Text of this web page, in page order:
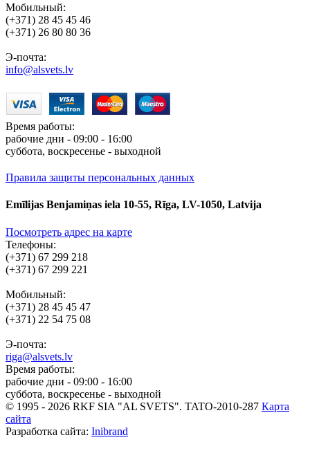
Мобильный:
(+371) 28 45 45 46
(+371) 26 80 80 36
Э-почта:
info@alsvets.lv
Время работы:
рабочие дни - 09:00 - 16:00
суббота, воскресенье - выходной
Правила защиты персональных данных
Emīlijas Benjamiņas iela 10-55, Rīga, LV-1050, Latvija
Посмотреть адрес на карте
Телефоны:
(+371) 67 299 218
(+371) 67 299 221
Мобильный:
(+371) 28 45 45 47
(+371) 22 54 75 08
Э-почта:
riga@alsvets.lv
Время работы:
рабочие дни - 09:00 - 16:00
суббота, воскресенье - выходной
© 1995 - 2026 RKF SIA "AL SVETS". TATO-2010-287 Карта
сайта
Разработка сайта: Inibrand